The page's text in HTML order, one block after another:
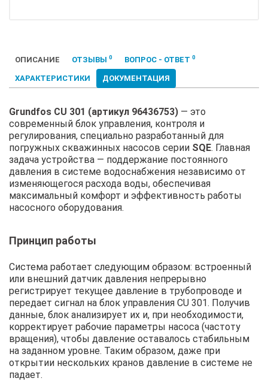
ОПИСАНИЕ ОТЗЫВЫ 0 ВОПРОС - ОТВЕТ 0
ХАРАКТЕРИСТИКИ ДОКУМЕНТАЦИЯ
Grundfos CU 301 (артикул 96436753) — это
современный блок управления, контроля и
регулирования, специально разработанный для
погружных скважинных насосов серии SQE. Главная
задача устройства — поддержание постоянного
давления в системе водоснабжения независимо от
изменяющегося расхода воды, обеспечивая
максимальный комфорт и эффективность работы
насосного оборудования.
Принцип работы
Система работает следующим образом: встроенный
или внешний датчик давления непрерывно
регистрирует текущее давление в трубопроводе и
передает сигнал на блок управления CU 301. Получив
данные, блок анализирует их и, при необходимости,
корректирует рабочие параметры насоса (частоту
вращения), чтобы давление оставалось стабильным
на заданном уровне. Таким образом, даже при
открытии нескольких кранов давление в системе не
падает.